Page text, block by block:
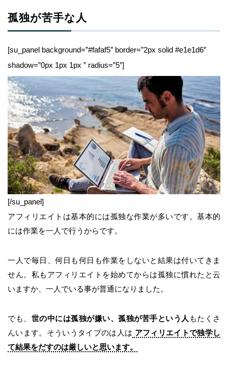
孤独が苦手な人
[su_panel background=”#fafaf5″ border=”2px solid #e1e1d6″
shadow=”0px 1px 1px ” radius=”5″]
[/su_panel]
アフィリエイトは基本的には孤独な作業が多いです。基本的
には作業を一人で行うからです。
一人で毎日、何日も何日も作業をしないと結果は付いてきま
せん。私もアフィリエイトを始めてからは孤独に慣れたと云
いますか、一人でいる事が普通になりました。
でも、 世の中には孤独が嫌い、孤独が苦手という人 もたくさ
んいます。そういうタイプのは人は アフィリエイトで独学し
て結果をだすのは厳しいと思います。